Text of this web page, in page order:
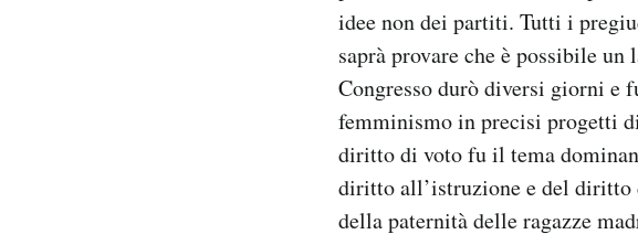
idee non dei partiti. Tutti i
saprà provare che è possibile
Congresso durò diversi giorni e
femminismo in precisi progetti
diritto di voto fu il tema
diritto all’istruzione e del
della paternità delle ragazze